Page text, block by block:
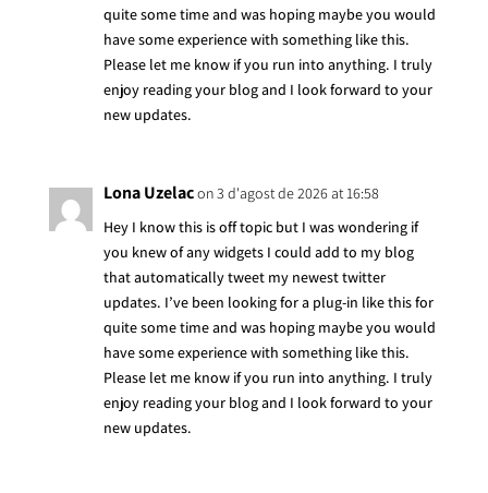
quite some time and was hoping maybe you would
have some experience with something like this.
Please let me know if you run into anything. I truly
enjoy reading your blog and I look forward to your
new updates.
Lona Uzelacon 3 d'agost de 2026 at 16:58
Hey I know this is off topic but I was wondering if
you knew of any widgets I could add to my blog
that automatically tweet my newest twitter
updates. I’ve been looking for a plug-in like this for
quite some time and was hoping maybe you would
have some experience with something like this.
Please let me know if you run into anything. I truly
enjoy reading your blog and I look forward to your
new updates.